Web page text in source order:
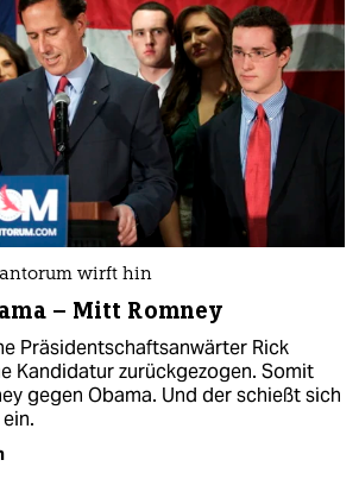
wirft hin
– Mitt Romney
Präsidentschaftsanwärter Rick
Kandidatur zurückgezogen. Somit
gegen Obama. Und der schießt sich